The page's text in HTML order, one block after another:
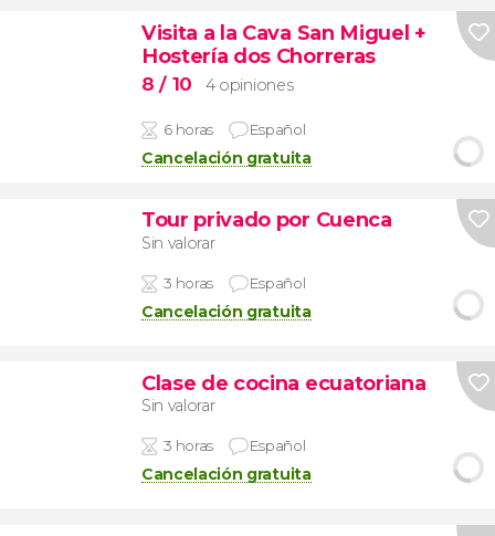
Visita a la Cava San Miguel +
Hostería dos Chorreras
8/ 10 4 opiniones
6 horas Español
Cancelación gratuita
Tour privado por Cuenca
Sin valorar
3 horas Español
Cancelación gratuita
Clase de cocina ecuatoriana
Sin valorar
3 horas Español
Cancelación gratuita